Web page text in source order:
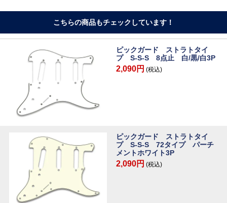
こちらの商品もチェックしています！
ピックガード ストラトタイ
プ S-S-S 8点止 白/黒/白3P
2,090円 (税込)
ピックガード ストラトタイ
プ S-S-S 72タイプ パーチ
メントホワイト3P
2,090円 (税込)